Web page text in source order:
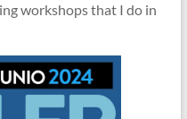
workshops that I do in